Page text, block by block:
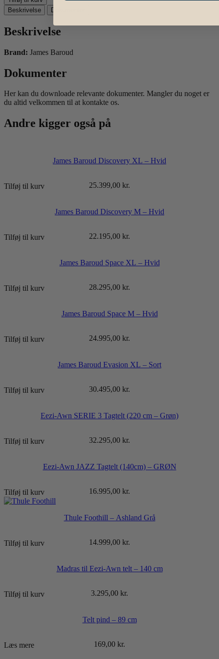
Beskrivelse
Dokumenter
Beskrivelse
Brand: James Baroud
Dokumenter
Her kan du downloade relevante dokumenter. Mangler du noget er
du altid velkommen til at kontakte os.
Andre kigger også på
James Baroud Discovery XL – Hvid
25.399,00 kr.
Tilføj til kurv
James Baroud Discovery M – Hvid
22.195,00 kr.
Tilføj til kurv
James Baroud Space XL – Hvid
28.295,00 kr.
Tilføj til kurv
James Baroud Space M – Hvid
24.995,00 kr.
Tilføj til kurv
James Baroud Evasion XL – Sort
30.495,00 kr.
Tilføj til kurv
Eezi-Awn SERIE 3 Tagtelt (220 cm – Grøn)
32.295,00 kr.
Tilføj til kurv
Eezi-Awn JAZZ Tagtelt (140cm) – GRØN
16.995,00 kr.
Tilføj til kurv
Thule Foothill – Ashland Grå
14.999,00 kr.
Tilføj til kurv
Madras til Eezi-Awn telt – 140 cm
3.295,00 kr.
Tilføj til kurv
Telt pind – 89 cm
169,00 kr.
Læs mere